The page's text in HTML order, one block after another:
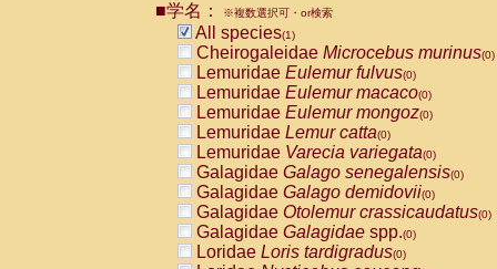
CebidaeCebus nigrivittatus
CebidaeCebus
CebidaeSaimiri boliviensis(0)
CebidaeSaimiri sciureus(0)
AtelidaeAlouatta caraya(0)
AtelidaeAlouatta fusca(0)
AtelidaeAlouatta seniculus
AtelidaeAlouattaspp.(0)
AtelidaeAteles belzebuth(0)
AtelidaeAteles geoffroyi(0)
AtelidaeAteles paniscus(0)
AtelidaeAtelesspp.(0)
Atelidae Lagothrix lagothricha
■学名： ※複数選択可・or検索
All species(1)
Cheirogaleidae Microcebus murinus(0)
Lemuridae Eulemur fulvus(0)
Lemuridae Eulemur macaco(0)
Lemuridae Eulemur mongoz(0)
Lemuridae Lemur catta(0)
Lemuridae Varecia variegata(0)
Galagidae Galago senegalensis(0)
Galagidae Galago demidovii(0)
Galagidae Otolemur crassicaudatus(0)
Galagidae Galagidae spp.(0)
Loridae Loris tardigradus(0)